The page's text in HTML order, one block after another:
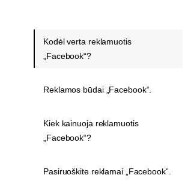
Kodėl verta reklamuotis
„Facebook“?
Reklamos būdai „Facebook“.
Kiek kainuoja reklamuotis
„Facebook“?
Pasiruoškite reklamai „Facebook“.